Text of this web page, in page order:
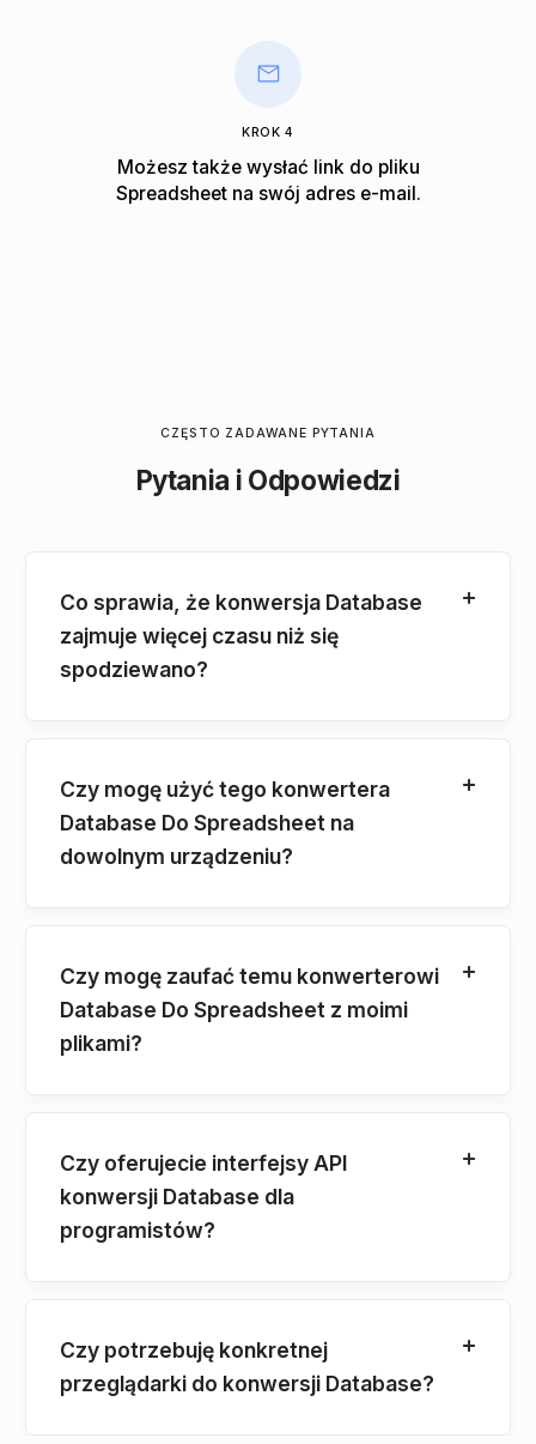
KROK 4
Możesz także wysłać link do pliku
Spreadsheet na swój adres e-mail.
CZĘSTO ZADAWANE PYTANIA
Pytania i Odpowiedzi
Co sprawia, że ​​konwersja Database
zajmuje więcej czasu niż się
spodziewano?
Czy mogę użyć tego konwertera
Database Do Spreadsheet na
dowolnym urządzeniu?
Czy mogę zaufać temu konwerterowi
Database Do Spreadsheet z moimi
plikami?
Czy oferujecie interfejsy API
konwersji Database dla
programistów?
Czy potrzebuję konkretnej
przeglądarki do konwersji Database?